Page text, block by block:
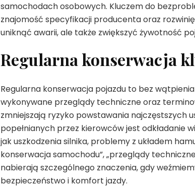
samochodach osobowych. Kluczem do
znajomość specyfikacji producenta oraz
uniknąć awarii, ale także zwiększyć żywotność
Regularna konserwacja
Regularna konserwacja pojazdu to bez
wykonywane przeglądy techniczne oraz
zmniejszają ryzyko powstawania najczęstszych
popełnianych przez kierowców jest odkładanie
jak uszkodzenia silnika, problemy z układem
konserwacja samochodu”, „przeglądy
nabierają szczególnego znaczenia, gdy
bezpieczeństwo i komfort jazdy.